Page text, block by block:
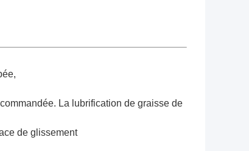
La lubrification de graisse de
de glissement